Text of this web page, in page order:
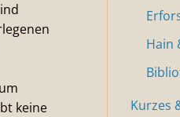
keine
Hain
Kurzes